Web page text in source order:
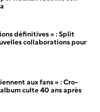
définitives » : Split
collaborations pour
aux fans » : Cro-
culte 40 ans après